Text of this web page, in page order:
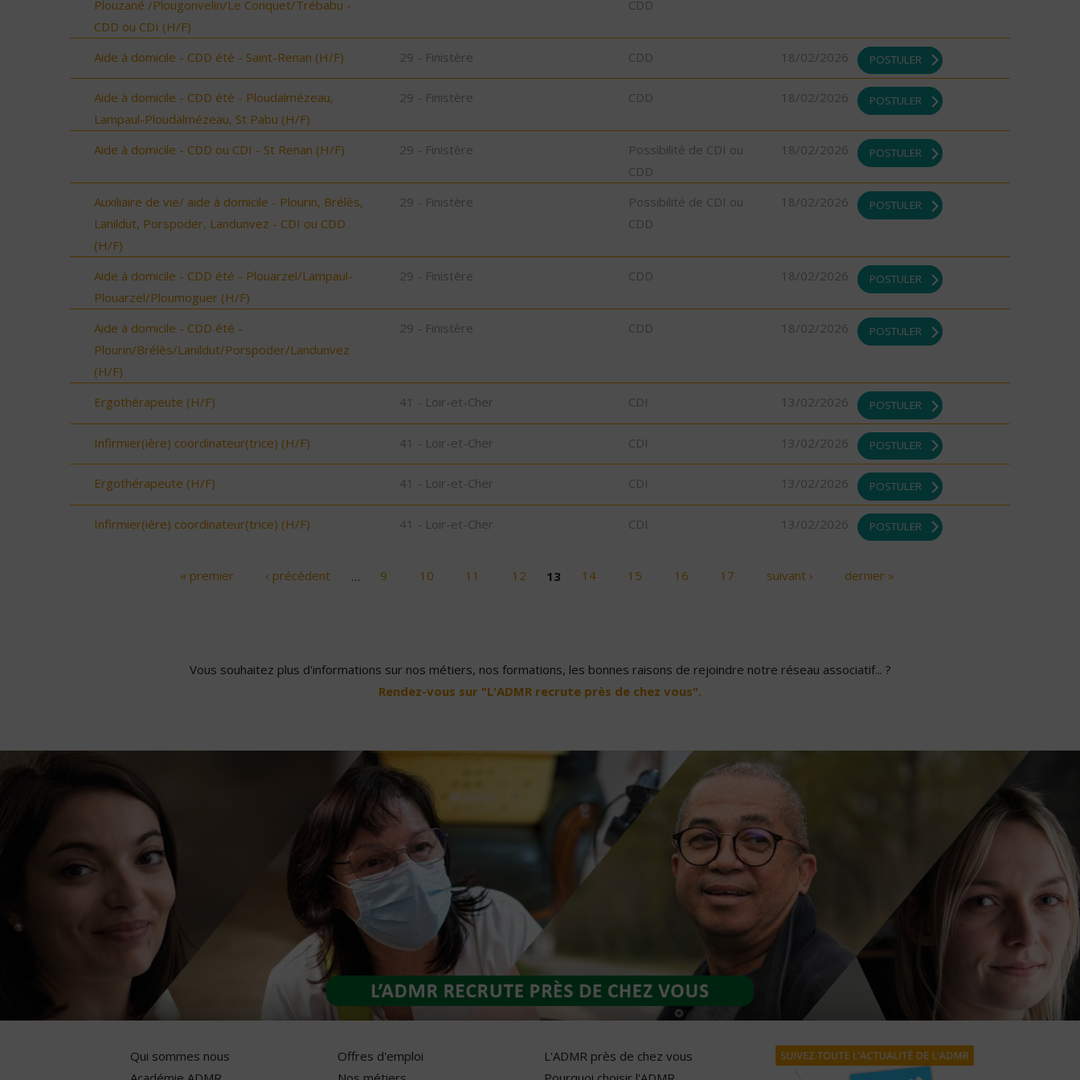
Plouzané /Plougonvelin/Le Conquet/Trébabu -
CDD ou CDI (H/F)
CDD
Aide à domicile - CDD été - Saint-Renan (H/F) 29 - Finistère CDD 18/02/2026 POSTULER
Aide à domicile - CDD été - Ploudalmézeau,
Lampaul-Ploudalmézeau, St Pabu (H/F)
29 - Finistère CDD 18/02/2026 POSTULER
Aide à domicile - CDD ou CDI - St Renan (H/F) 29 - Finistère
Possibilité de CDI ou
CDD
18/02/2026 POSTULER
Auxiliaire de vie/ aide à domicile - Plourin, Brélès,
Lanildut, Porspoder, Landunvez - CDI ou CDD
(H/F)
29 - Finistère
Possibilité de CDI ou
CDD
18/02/2026 POSTULER
Aide à domicile - CDD été - Plouarzel/Lampaul-
Plouarzel/Ploumoguer (H/F)
29 - Finistère CDD 18/02/2026 POSTULER
Aide à domicile - CDD été -
Plourin/Brélès/Lanildut/Porspoder/Landunvez
(H/F)
29 - Finistère CDD 18/02/2026 POSTULER
Ergothérapeute (H/F) 41 - Loir-et-Cher CDI 13/02/2026 POSTULER
Infirmier(ière) coordinateur(trice) (H/F) 41 - Loir-et-Cher CDI 13/02/2026 POSTULER
Ergothérapeute (H/F) 41 - Loir-et-Cher CDI 13/02/2026 POSTULER
Infirmier(ière) coordinateur(trice) (H/F) 41 - Loir-et-Cher CDI 13/02/2026 POSTULER
« premier ‹ précédent … 9 10 11 12 13 14 15 16 17 suivant › dernier »
Vous souhaitez plus d'informations sur nos métiers, nos formations, les bonnes raisons de rejoindre notre réseau associatif... ?
Rendez-vous sur "L'ADMR recrute près de chez vous".
Qui sommes nous
Offres d'emploi
L'ADMR près de chez vous